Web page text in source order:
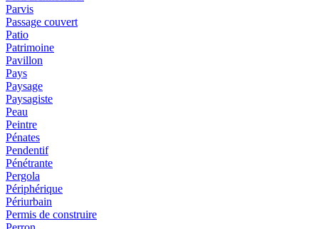
Parvis
Passage couvert
Patio
Patrimoine
Pavillon
Pays
Paysage
Paysagiste
Peau
Peintre
Pénates
Pendentif
Pénétrante
Pergola
Périphérique
Périurbain
Permis de construire